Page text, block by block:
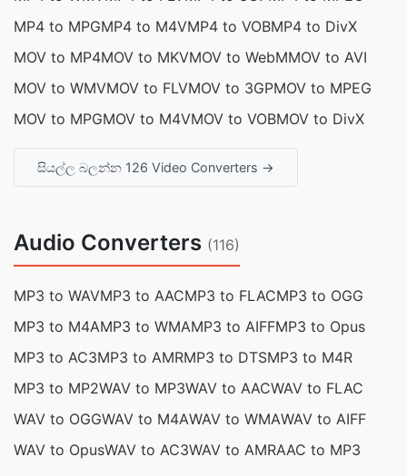
MP4 to MPGMP4 to M4VMP4 to VOBMP4 to DivX
MOV to MP4MOV to MKVMOV to WebMMOV to AVI
MOV to WMVMOV to FLVMOV to 3GPMOV to MPEG
MOV to MPGMOV to M4VMOV to VOBMOV to DivX
සියල්ල බලන්න 126 Video Converters →
Audio Converters (116)
MP3 to WAVMP3 to AACMP3 to FLACMP3 to OGG
MP3 to M4AMP3 to WMAMP3 to AIFFMP3 to Opus
MP3 to AC3MP3 to AMRMP3 to DTSMP3 to M4R
MP3 to MP2WAV to MP3WAV to AACWAV to FLAC
WAV to OGGWAV to M4AWAV to WMAWAV to AIFF
WAV to OpusWAV to AC3WAV to AMRAAC to MP3